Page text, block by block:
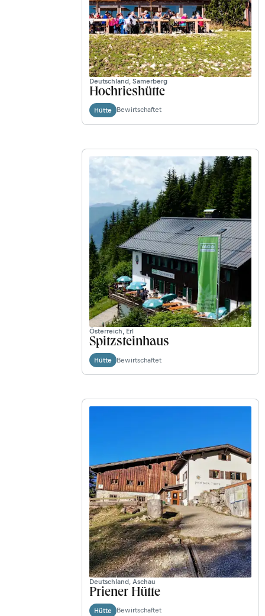
Deutschland, Samerberg
Hochrieshütte
Hütte Bewirtschaftet
Österreich, Erl
Spitzsteinhaus
Hütte Bewirtschaftet
Deutschland, Aschau
Priener Hütte
Hütte Bewirtschaftet